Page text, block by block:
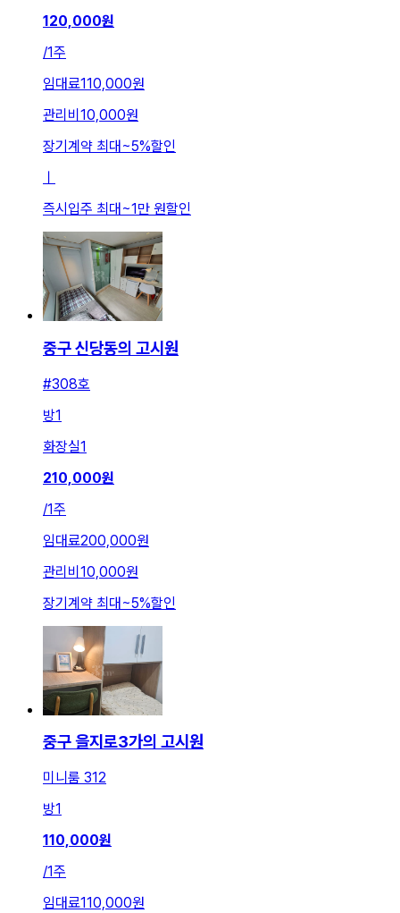
120,000원
/1주
임대료110,000원
관리비 10,000원
장기계약 최대 ~5%할인
즉시입주 최대 ~1만 원할인
중구 신당동의 고시원
#308호
방1
화장실1
210,000원
/1주
임대료200,000원
관리비 10,000원
장기계약 최대~5%할인
중구 을지로3가의 고시원
미니룸 312
방1
110,000원
/1주
임대료110,000원